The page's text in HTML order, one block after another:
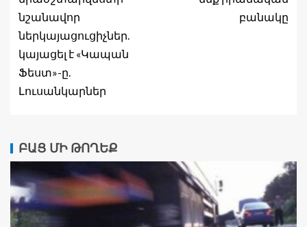
նշանավոր
ներկայացուցիչներ.
կայացել է «Կապան
Ֆեստ»-ը.
Լուսանկարներ
բանակը
ԲԱՑ ՄԻ ԹՈՂԵՔ